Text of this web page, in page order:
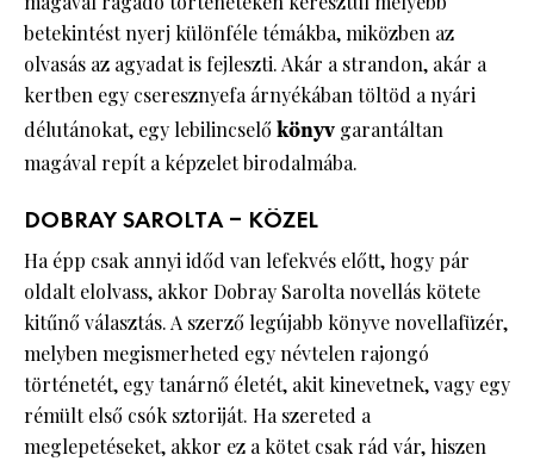
betekintést nyerj különféle témákba, miközben az
olvasás az agyadat is fejleszti. Akár a strandon, akár a
kertben egy cseresznyefa árnyékában töltöd a nyári
délutánokat, egy lebilincselő könyv garantáltan
magával repít a képzelet birodalmába.
DOBRAY SAROLTA – KÖZEL
Ha épp csak annyi időd van lefekvés előtt, hogy pár
oldalt elolvass, akkor Dobray Sarolta novellás kötete
kitűnő választás. A szerző legújabb könyve novellafüzér,
melyben megismerheted egy névtelen rajongó
történetét, egy tanárnő életét, akit kinevetnek, vagy egy
rémült első csók sztoriját. Ha szereted a
meglepetéseket, akkor ez a kötet csak rád vár, hiszen